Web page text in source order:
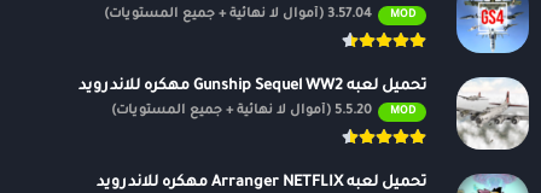
MOD 3.57.04 (أموال لا نهائية + جميع المستويات)
تحميل لعبه Gunship Sequel WW2 مهكره للاندرويد
MOD 5.5.20 (أموال لا نهائية + جميع المستويات)
تحميل لعبه Arranger NETFLIX مهكره للاندرويد